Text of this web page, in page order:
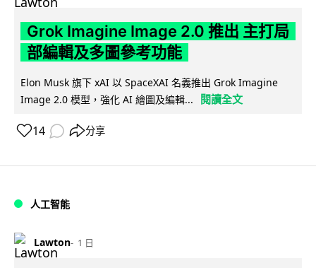
Grok Imagine Image 2.0 推出 主打局
部編輯及多圖參考功能
Elon Musk 旗下 xAI 以 SpaceXAI 名義推出 Grok Imagine
Image 2.0 模型，強化 AI 繪圖及編輯...
閱讀全文
14 分享
人工智能
Lawton 1 日